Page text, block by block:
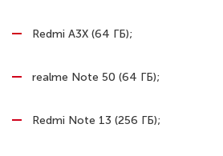
Redmi A3X (64 ГБ);
realme Note 50 (64 ГБ);
Redmi Note 13 (256 ГБ);